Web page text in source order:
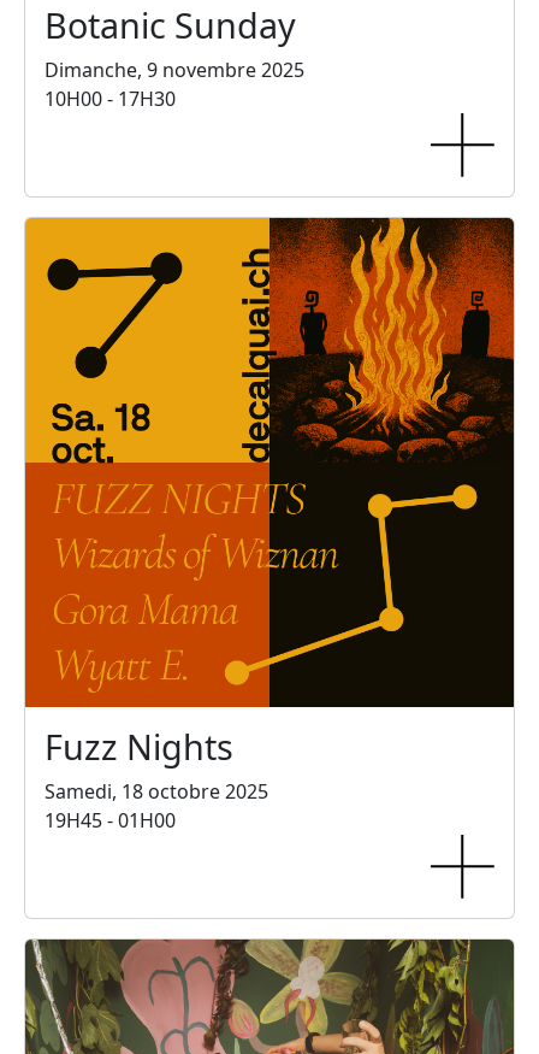
Botanic Sunday
Dimanche, 9 novembre 2025
10H00 - 17H30
Fuzz Nights
Samedi, 18 octobre 2025
19H45 - 01H00